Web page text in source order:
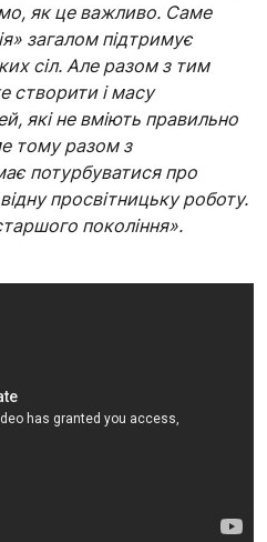
як це важливо. Саме
загалом підтримує
сіл. Але разом з тим
створити і масу
які не вміють правильно
тому разом з
потурбуватися про
просвітницьку роботу.
покоління».